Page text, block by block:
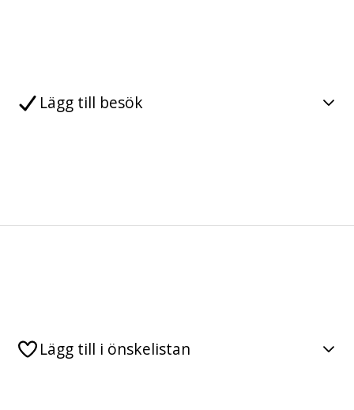
Lägg till besök
Lägg till i önskelistan